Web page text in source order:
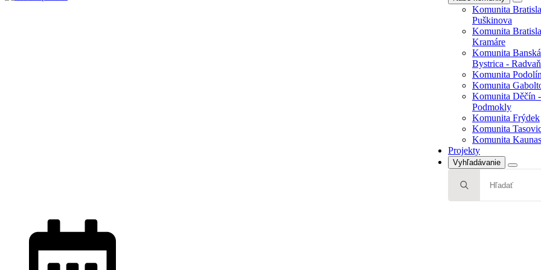
Komunita
Puškinova
Komunita
Kramáre
Komunita Banská
Bystrica - Radvaň
Komunita
Komunita
Komunita Děčín -
Podmokly
Komunita Frýdek
Komunita
Komunita
Projekty
Vyhľadávanie
for:
Bystrica - Radvaň
Komunita
Komunita
Komunita Děčín -
Podmokly
Komunita Frýdek
Komunita
Komunita
Projekty